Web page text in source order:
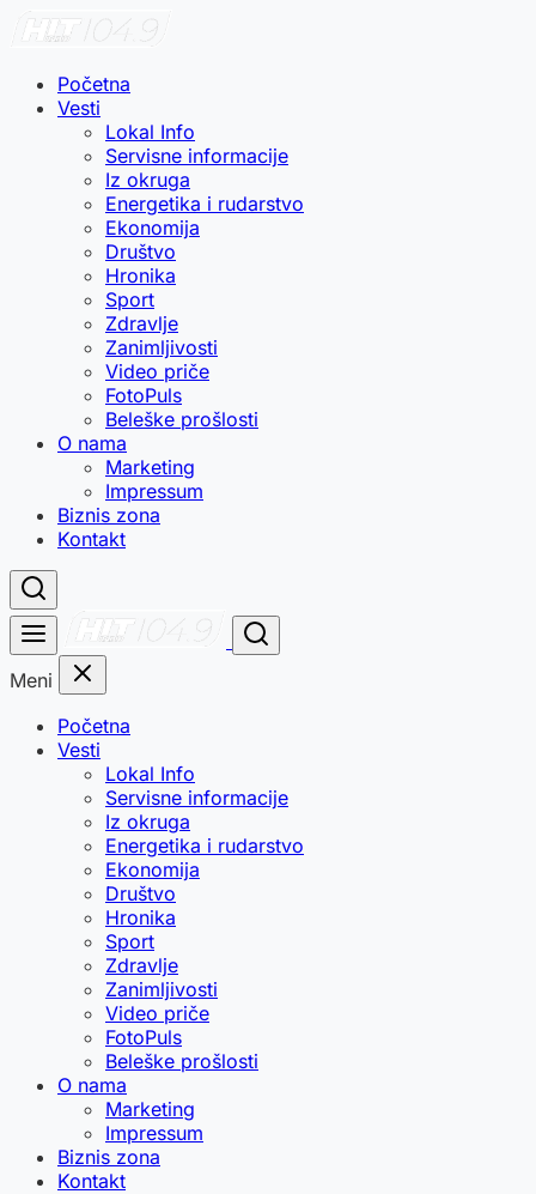
Početna
Vesti
Lokal Info
Servisne informacije
Iz okruga
Energetika i rudarstvo
Ekonomija
Društvo
Hronika
Sport
Zdravlje
Zanimljivosti
Video priče
FotoPuls
Beleške prošlosti
O nama
Marketing
Impressum
Biznis zona
Kontakt
Meni
Početna
Vesti
Lokal Info
Servisne informacije
Iz okruga
Energetika i rudarstvo
Ekonomija
Društvo
Hronika
Sport
Zdravlje
Zanimljivosti
Video priče
FotoPuls
Beleške prošlosti
O nama
Marketing
Impressum
Biznis zona
Kontakt